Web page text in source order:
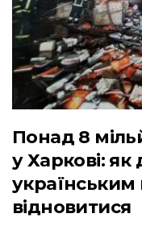
Понад 8
у Харкові:
відновитися